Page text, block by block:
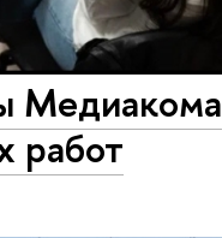
Медиакома
работ